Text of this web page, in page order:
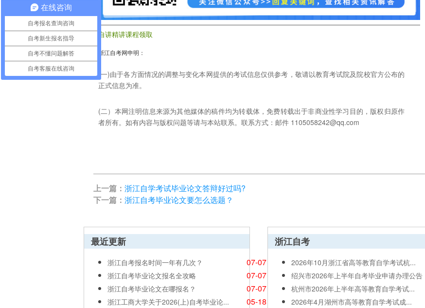
自讲精讲课程领取
浙江自考网申明：
(一)由于各方面情况的调整与变化本网提供的考试信息仅供参考，敬请以教育考试院及院校官方公布的
正式信息为准。
(二）本网注明信息来源为其他媒体的稿件均为转载体，免费转载出于非商业性学习目的，版权归原作
者所有。如有内容与版权问题等请与本站联系。联系方式：邮件 1105058242@qq.com
上一篇： 浙江自学考试毕业论文答辩好过吗?
下一篇： 浙江自考毕业论文要怎么选题？
最近更新
浙江自考报名时间一年有几次？ 07-07
浙江自考毕业论文报名全攻略 07-07
浙江自考毕业论文在哪报名？ 07-07
浙江工商大学关于2026(上)自考毕业论... 05-18
浙江自考
2026年10月浙江省高等教育自学考试杭...
绍兴市2026年上半年自考毕业申请办理公告
杭州市2026年上半年高等教育自学考试...
2026年4月湖州市高等教育自学考试成...
在线咨询
自考报名查询咨询
自考新生报名指导
自考不懂问题解答
自考客服在线咨询